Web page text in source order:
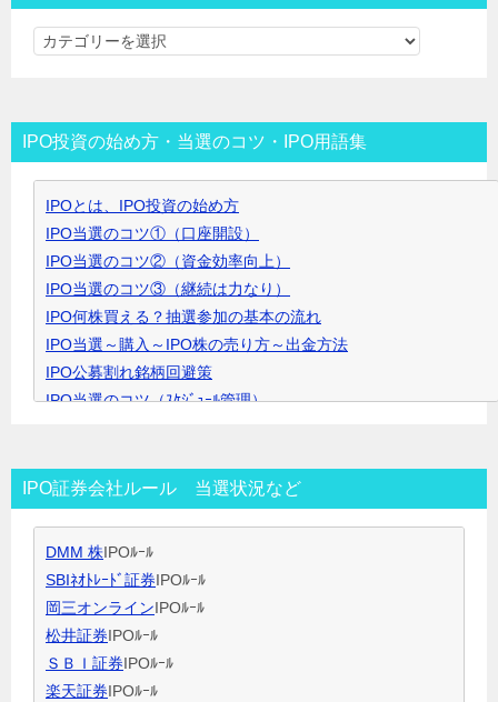
カ
リ
ー
▼
ク
リ
ッ
ク
で
開
き
ま
IPO投資の始め方・当選のコツ・IPO用語集
IPOとは、IPO投資の始め方
IPO当選のコツ①（口座開設）
IPO当選のコツ②（資金効率向上）
IPO当選のコツ③（継続は力なり）
IPO何株買える？抽選参加の基本の流れ
IPO当選～購入～IPO株の売り方～出金方法
IPO公募割れ銘柄回避策
IPO当選のコツ（ｽｹｼﾞｭｰﾙ管理）
IPO当選のコツ（無理なく継続）
IPO閑散期、空白期間の過ごし方
IPO証券会社ルール 当選状況など
DMM 株IPOﾙｰﾙ
SBIﾈｵﾄﾚｰﾄﾞ証券IPOﾙｰﾙ
岡三オンラインIPOﾙｰﾙ
松井証券IPOﾙｰﾙ
ＳＢＩ証券IPOﾙｰﾙ
楽天証券IPOﾙｰﾙ